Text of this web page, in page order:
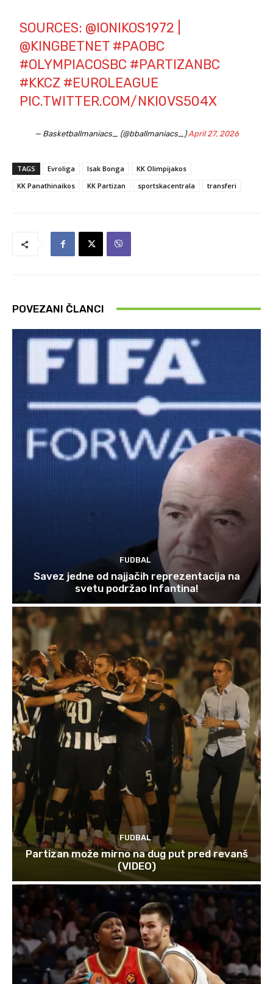
SOURCES: @IONIKOS1972
@KINGBETNET #PAOBC
#OLYMPIACOSBC #PARTIZANBC
#KKCZ #EUROLEAGUE
PIC.TWITTER.COM/NKI0VS504X
— Basketballmaniacs_ (@bballmaniacs_)April 27, 2026
TAGS Evroliga Isak Bonga
KK Olimpijakos
KK Panathinaikos
KK Partizan sportskacentrala transferi
POVEZANI ČLANCI
FUDBAL
Savez jedne od najjačih reprezentacija na
svetu podržao Infantina!
FUDBAL
Partizan može mirno na dug put pred revanš
(VIDEO)